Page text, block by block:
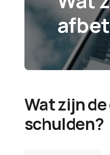
Wat zijn
schulden?